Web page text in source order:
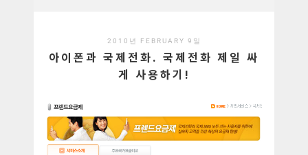
2010년 FEBRUARY 9일
아이폰과 국제전화. 국제전화 제일 싸
게 사용하기!